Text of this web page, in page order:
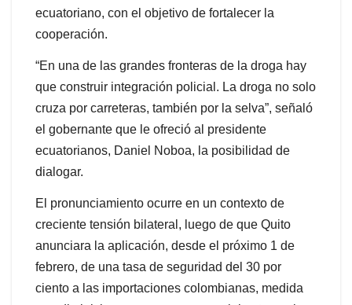
ecuatoriano, con el objetivo de fortalecer la
cooperación.
“En una de las grandes fronteras de la droga hay
que construir integración policial. La droga no solo
cruza por carreteras, también por la selva”, señaló
el gobernante que le ofreció al presidente
ecuatorianos, Daniel Noboa, la posibilidad de
dialogar.
El pronunciamiento ocurre en un contexto de
creciente tensión bilateral, luego de que Quito
anunciara la aplicación, desde el próximo 1 de
febrero, de una tasa de seguridad del 30 por
ciento a las importaciones colombianas, medida